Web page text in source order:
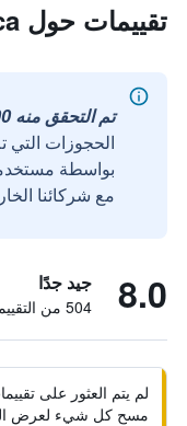
تقييمات حول Hotel Seneca
تم التحقق منه 100%
الحجوزات التي
مع شركائنا
8.0 جيد جدًا
504 من التقييمات تم التحقق منها
لم يتم العثور على
مسح كل شيء لعرض